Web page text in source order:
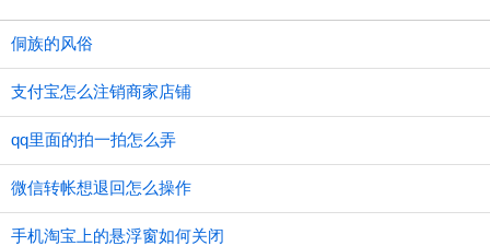
侗族的风俗
支付宝怎么注销商家店铺
qq里面的拍一拍怎么弄
微信转帐想退回怎么操作
手机淘宝上的悬浮窗如何关闭